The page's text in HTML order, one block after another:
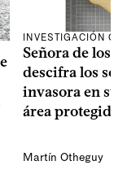
INVESTIGACIÓN
Señora de los
descifra los
invasora en su
área protegida
Martín Otheguy